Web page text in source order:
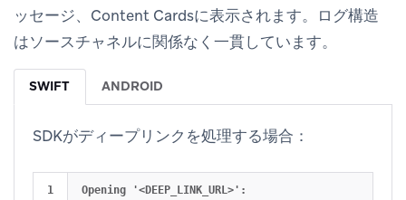
ッセージ、Content Cardsに表示されます。ログ構造
はソースチャネルに関係なく一貫しています。
SWIFT ANDROID
SDKがディープリンクを処理する場合：
1
Opening '<DEEP_LINK_URL>':